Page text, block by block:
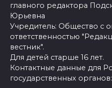
главного редактора
Юрьевна
Учредитель: Общество с
ответственностью
вестник".
Для детей старше 16 лет.
Контактные данные для
государственных